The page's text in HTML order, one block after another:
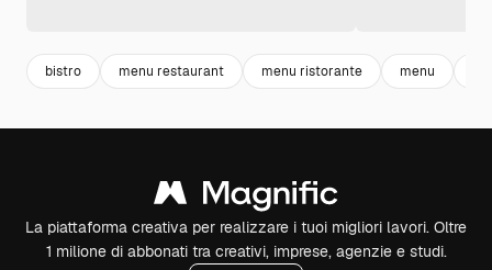
bistro menu restaurant menu ristorante menu
La piattaforma creativa per realizzare i tuoi migliori lavori. Oltre
1 milione di abbonati tra creativi, imprese, agenzie e studi.